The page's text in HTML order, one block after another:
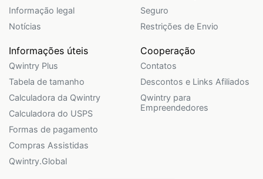
Informação legal
Notícias
Seguro
Restrições de Envio
Informações úteis
Qwintry Plus
Tabela de tamanho
Calculadora da Qwintry
Calculadora do USPS
Formas de pagamento
Compras Assistidas
Qwintry.Global
Cooperação
Contatos
Descontos e Links Afiliados
Qwintry para
Empreendedores